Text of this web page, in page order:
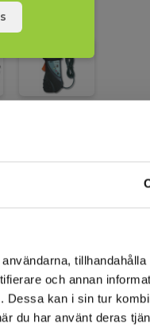
och annan
kan i sin tur
du har använt deras